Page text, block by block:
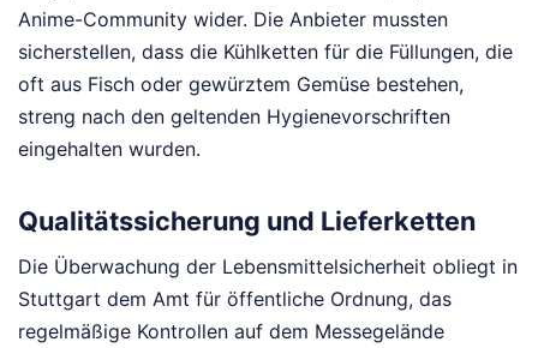
Anime-Community wider. Die Anbieter mussten
sicherstellen, dass die Kühlketten für die Füllungen, die
oft aus Fisch oder gewürztem Gemüse bestehen,
streng nach den geltenden Hygienevorschriften
eingehalten wurden.
Qualitätssicherung und Lieferketten
Die Überwachung der Lebensmittelsicherheit obliegt in
Stuttgart dem Amt für öffentliche Ordnung, das
regelmäßige Kontrollen auf dem Messegelände